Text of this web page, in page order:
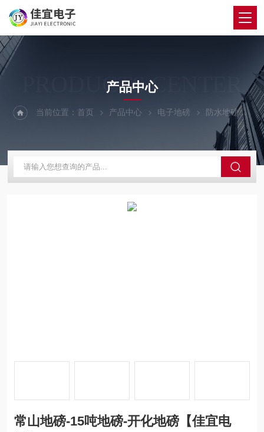
PRODUCTS CENTER
产品中心
当前位置：首页 产品中心 电子地磅 防水地磅
常山地磅-15吨地磅-开化地磅【佳宜电